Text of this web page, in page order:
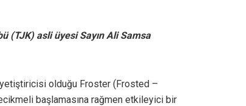
(TJK) asli üyesi Sayın Ali Samsa
yetiştiricisi olduğu Froster (Frosted –
başlamasına rağmen etkileyici bir